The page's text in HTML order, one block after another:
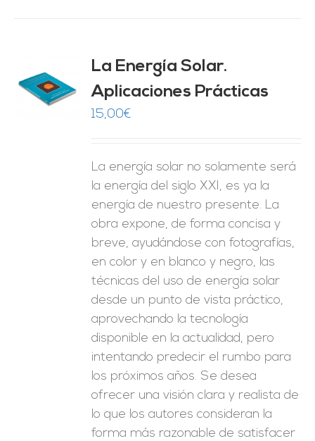
La Energía Solar.
Aplicaciones Prácticas
15,00€
La energía solar no solamente será
la energía del siglo XXI, es ya la
energía de nuestro presente. La
obra expone, de forma concisa y
breve, ayudándose con fotografías,
en color y en blanco y negro, las
técnicas del uso de energía solar
desde un punto de vista práctico,
aprovechando la tecnología
disponible en la actualidad, pero
intentando predecir el rumbo para
los próximos años. Se desea
ofrecer una visión clara y realista de
lo que los autores consideran la
forma más razonable de satisfacer